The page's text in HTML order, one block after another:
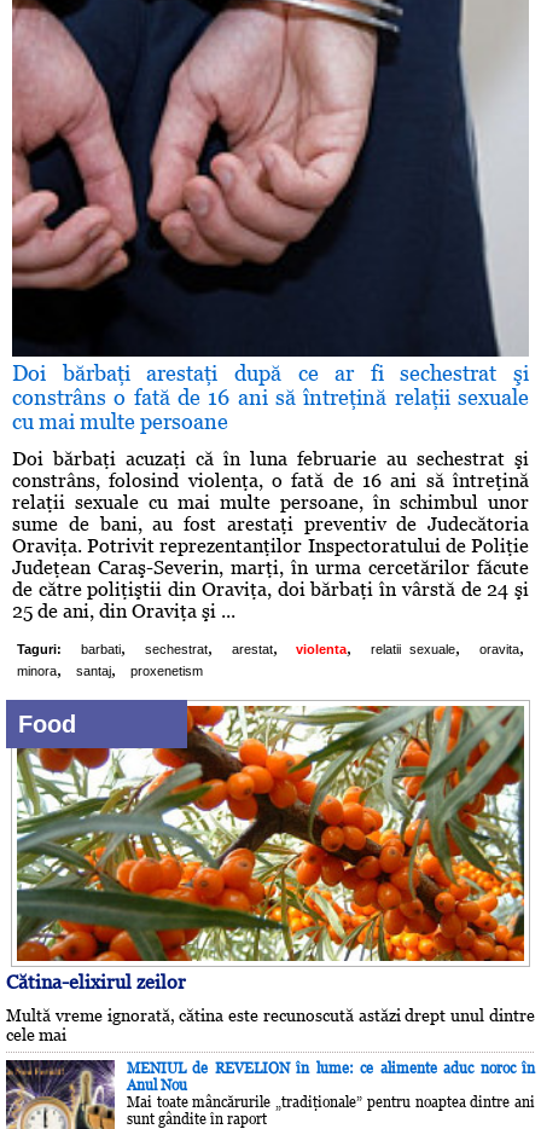
Doi bărbaţi arestaţi după ce ar fi sechestrat şi
constrâns o fată de 16 ani să întreţină relaţii sexuale
cu mai multe persoane
Doi bărbaţi acuzaţi că în luna februarie au sechestrat şi
constrâns, folosind violenţa, o fată de 16 ani să întreţină
relaţii sexuale cu mai multe persoane, în schimbul unor
sume de bani, au fost arestaţi preventiv de Judecătoria
Oraviţa. Potrivit reprezentanţilor Inspectoratului de Poliţie
Judeţean Caraş-Severin, marţi, în urma cercetărilor făcute
de către poliţiştii din Oraviţa, doi bărbaţi în vârstă de 24 şi
25 de ani, din Oraviţa şi ...
Taguri: barbati, sechestrat, arestat, violenta, relatii sexuale, oravita,
minora, santaj, proxenetism
Food
Cătina-elixirul zeilor
Multă vreme ignorată, cătina este recunoscută astăzi drept unul dintre
cele mai
MENIUL de REVELION în lume: ce alimente aduc noroc în
Anul Nou
Mai toate mâncărurile „tradiţionale” pentru noaptea dintre ani
sunt gândite în raport